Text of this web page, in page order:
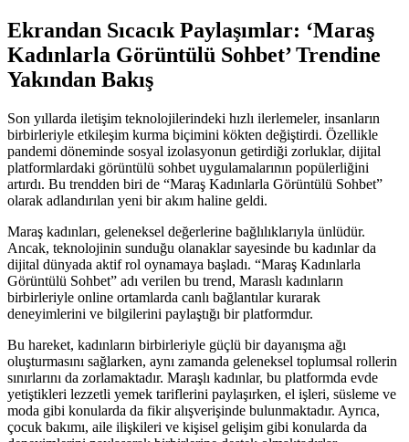
Ekrandan Sıcacık Paylaşımlar: ‘Maraş
Kadınlarla Görüntülü Sohbet’ Trendine
Yakından Bakış
Son yıllarda iletişim teknolojilerindeki hızlı ilerlemeler, insanların
birbirleriyle etkileşim kurma biçimini kökten değiştirdi. Özellikle
pandemi döneminde sosyal izolasyonun getirdiği zorluklar, dijital
platformlardaki görüntülü sohbet uygulamalarının popülerliğini
artırdı. Bu trendden biri de “Maraş Kadınlarla Görüntülü Sohbet”
olarak adlandırılan yeni bir akım haline geldi.
Maraş kadınları, geleneksel değerlerine bağlılıklarıyla ünlüdür.
Ancak, teknolojinin sunduğu olanaklar sayesinde bu kadınlar da
dijital dünyada aktif rol oynamaya başladı. “Maraş Kadınlarla
Görüntülü Sohbet” adı verilen bu trend, Maraslı kadınların
birbirleriyle online ortamlarda canlı bağlantılar kurarak
deneyimlerini ve bilgilerini paylaştığı bir platformdur.
Bu hareket, kadınların birbirleriyle güçlü bir dayanışma ağı
oluşturmasını sağlarken, aynı zamanda geleneksel toplumsal rollerin
sınırlarını da zorlamaktadır. Maraşlı kadınlar, bu platformda evde
yetiştikleri lezzetli yemek tariflerini paylaşırken, el işleri, süsleme ve
moda gibi konularda da fikir alışverişinde bulunmaktadır. Ayrıca,
çocuk bakımı, aile ilişkileri ve kişisel gelişim gibi konularda da